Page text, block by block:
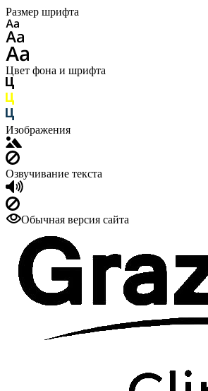
Размер шрифта
Цвет фона и шрифта
Изображения
Озвучивание текста
Обычная версия сайта